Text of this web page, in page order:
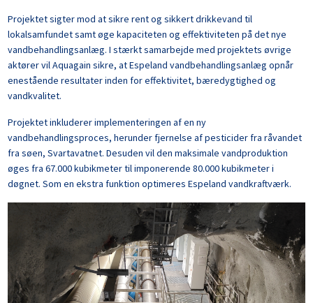
Projektet sigter mod at sikre rent og sikkert drikkevand til
lokalsamfundet samt øge kapaciteten og effektiviteten på det nye
vandbehandlingsanlæg. I stærkt samarbejde med projektets øvrige
aktører vil Aquagain sikre, at Espeland vandbehandlingsanlæg opnår
enestående resultater inden for effektivitet, bæredygtighed og
vandkvalitet.
Projektet inkluderer implementeringen af en ny
vandbehandlingsproces, herunder fjernelse af pesticider fra råvandet
fra søen, Svartavatnet. Desuden vil den maksimale vandproduktion
øges fra 67.000 kubikmeter til imponerende 80.000 kubikmeter i
døgnet. Som en ekstra funktion optimeres Espeland vandkraftværk.